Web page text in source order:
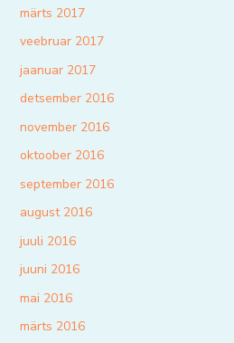
märts 2017
veebruar 2017
jaanuar 2017
detsember 2016
november 2016
oktoober 2016
september 2016
august 2016
juuli 2016
juuni 2016
mai 2016
märts 2016